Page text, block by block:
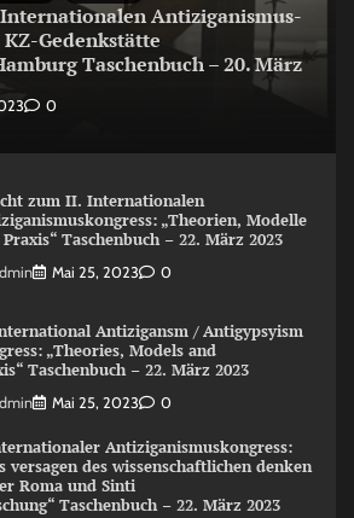
Antiziganismus-
Gedenkstätte
Taschenbuch – 20. März
0
zum II. Internationalen
„Theorien, Modelle
Taschenbuch – 22. März 2023
Mai 25, 2023 0
Antizigansm / Antigypsyism
„Theories, Models and
Taschenbuch – 22. März 2023
Mai 25, 2023 0
Antiziganismuskongress:
versagen des wissenschaftlichen denken
Roma und Sinti
Taschenbuch – 22. März 2023